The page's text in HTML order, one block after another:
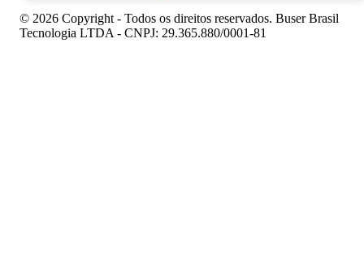
© 2026 Copyright - Todos os direitos reservados. Buser Brasil
Tecnologia LTDA - CNPJ: 29.365.880/0001-81